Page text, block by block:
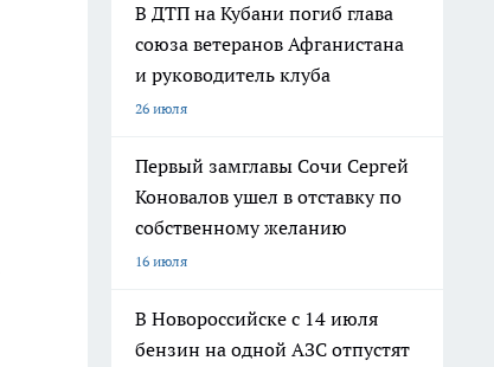
В ДТП на Кубани погиб глава
союза ветеранов Афганистана
и руководитель клуба
26 июля
Первый замглавы Сочи Сергей
Коновалов ушел в отставку по
собственному желанию
16 июля
В Новороссийске с 14 июля
бензин на одной АЗС отпустят